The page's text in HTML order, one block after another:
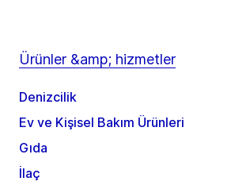
Ürünler &amp; hizmetler
Denizcilik
Ev ve Kişisel Bakım Ürünleri
Gıda
İlaç